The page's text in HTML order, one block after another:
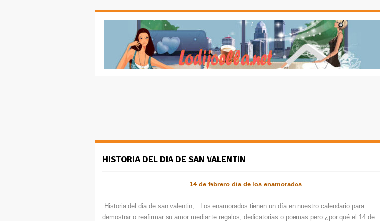
HISTORIA DEL DIA DE SAN VALENTIN
14 de febrero dia de los enamorados
Historia del dia de san valentin, Los enamorados tienen un día en nuestro calendario para
demostrar o reafirmar su amor mediante regalos, dedicatorias o poemas pero ¿por qué el 14 de